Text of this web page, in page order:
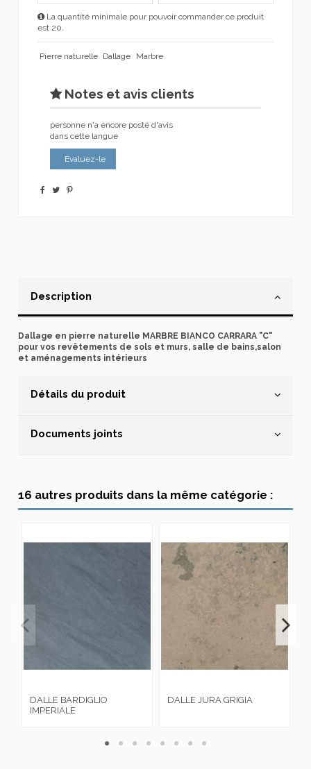
La quantité minimale pour pouvoir commander ce produit
est 20.
Pierre naturelle Dallage Marbre
Notes et avis clients
personne n'a encore posté d'avis
dans cette langue
Evaluez-le
Description
Dallage en pierre naturelle MARBRE BIANCO CARRARA "C"
pour vos revêtements de sols et murs, salle de bains,salon
et aménagements intérieurs
Détails du produit
Documents joints
16 autres produits dans la même catégorie :
DALLE BARDIGLIO
IMPERIALE
DALLE JURA GRIGIA